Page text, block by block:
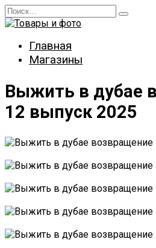
Перейти
к
Search
for:
Главная
Магазины
Выжить в дубае
12 выпуск 2025